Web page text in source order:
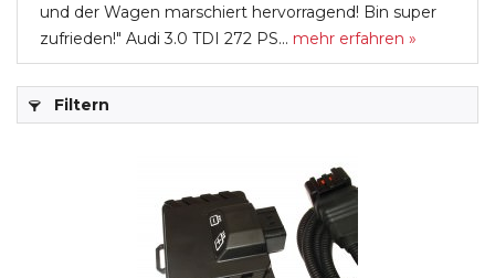
und der Wagen marschiert hervorragend! Bin super
zufrieden!" Audi 3.0 TDI 272 PS... mehr erfahren »
Filtern